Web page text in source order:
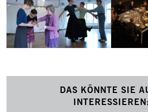
DAS KÖNNTE SIE
INTERESSIEREN: